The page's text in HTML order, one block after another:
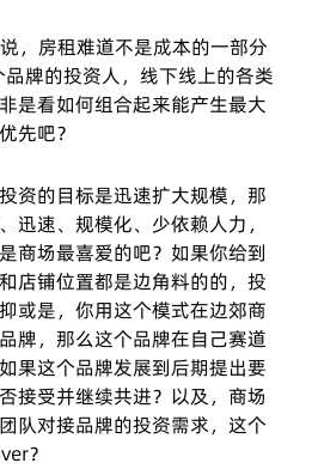
，房租难道不是成本的一部分
牌的投资人，线下线上的各类
是看如何组合起来能产生最大
先吧？
资的目标是迅速扩大规模，那
迅速、规模化、少依赖人力，
商场最喜爱的吧？如果你给到
店铺位置都是边角料的的，投
或是，你用这个模式在边郊商
牌，那么这个品牌在自己赛道
果这个品牌发展到后期提出要
接受并继续共进？以及，商场
队对接品牌的投资需求，这个
？